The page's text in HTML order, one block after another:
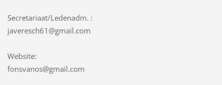
Secretariaat/Ledenadm. :
javeresch61@gmail.com
Website:
fonsvanos@gmail.com